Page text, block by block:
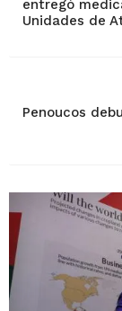
entregó
Unidades de
Penoucos